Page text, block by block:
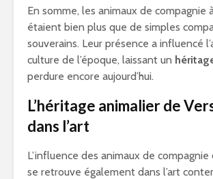
En somme, les animaux de compagnie
étaient bien plus que de simples
souverains. Leur présence a influencé
culture de l’époque, laissant un
perdure encore aujourd’hui.
L’héritage animalier de
dans l’art
L’influence des animaux de compagnie
se retrouve également dans l’art